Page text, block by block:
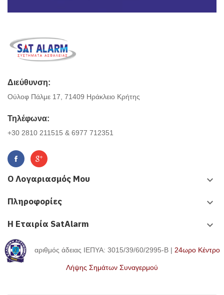
Διεύθυνση:
Ούλοφ Πάλμε 17, 71409 Ηράκλειο Κρήτης
Τηλέφωνα:
+30 2810 211515 & 6977 712351
Ο Λογαριασμός Μου keyboard_arrow_down
Πληροφορίες keyboard_arrow_down
Η Εταιρία SatAlarm keyboard_arrow_down
αριθμός άδειας ΙΕΠΥΑ: 3015/39/60/2995-Β | 24ωρο Κέντρο
Λήψης Σημάτων Συναγερμού